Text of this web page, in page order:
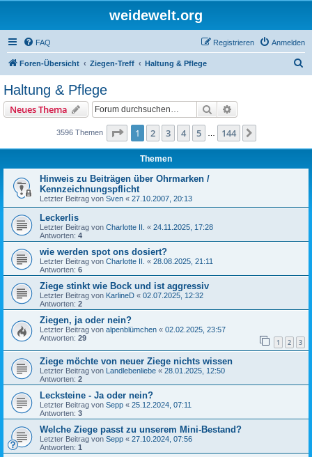
weidewelt.org
FAQ Anmelden
Registrieren
Foren-Übersicht Ziegen-Treff Haltung & Pflege
Haltung & Pflege
Neues Thema Suche
3596 Themen Seite 1von 144
1 2 3 4 5 144
Themen
Hinweis zu Beiträgen über Ohrmarken /
Kennzeichnungspflicht
Letzter Beitrag von Sven « 27.10.2007, 20:13
Leckerlis
Letzter Beitrag von Charlotte II. « 24.11.2025, 17:28
Antworten: 4
wie werden spot ons dosiert?
Letzter Beitrag von Charlotte II. « 28.08.2025, 21:11
Antworten: 6
Ziege stinkt wie Bock und ist aggressiv
Letzter Beitrag von KarlineD « 02.07.2025, 12:32
Antworten: 2
Ziegen, ja oder nein?
Letzter Beitrag von alpenblümchen « 02.02.2025, 23:57
Antworten: 29 1 2 3
Ziege möchte von neuer Ziege nichts wissen
Letzter Beitrag von Landlebenliebe « 28.01.2025, 12:50
Antworten: 2
Lecksteine - Ja oder nein?
Letzter Beitrag von Sepp « 25.12.2024, 07:11
Antworten: 3
Welche Ziege passt zu unserem Mini-Bestand?
Letzter Beitrag von Sepp « 27.10.2024, 07:56
Antworten: 1